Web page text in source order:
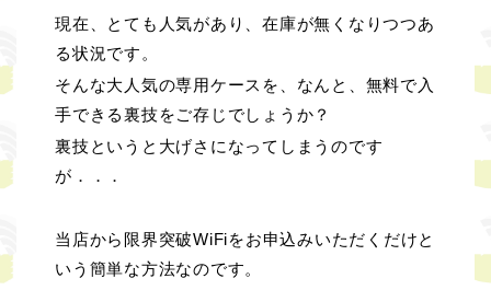
現在、とても人気があり、在庫が無くなりつつあ
る状況です。
そんな大人気の専用ケースを、なんと、無料で入
手できる裏技をご存じでしょうか？
裏技というと大げさになってしまうのです
が．．．
当店から限界突破WiFiをお申込みいただくだけと
いう簡単な方法なのです。